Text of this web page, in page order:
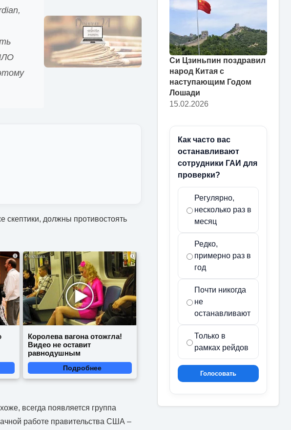
должны противостоять
i i
Королева вагона отожгла!
Видео не оставит
равнодушным
Подробнее
всегда появляется группа
работе правительства США –
Си Цзиньпин поздравил
народ Китая с
наступающим Годом
Лошади
15.02.2026
Как часто вас
останавливают
сотрудники ГАИ для
проверки?
Регулярно,
несколько раз в
месяц
Редко,
примерно раз в
год
Почти никогда
не
останавливают
Только в
рамках рейдов
Голосовать